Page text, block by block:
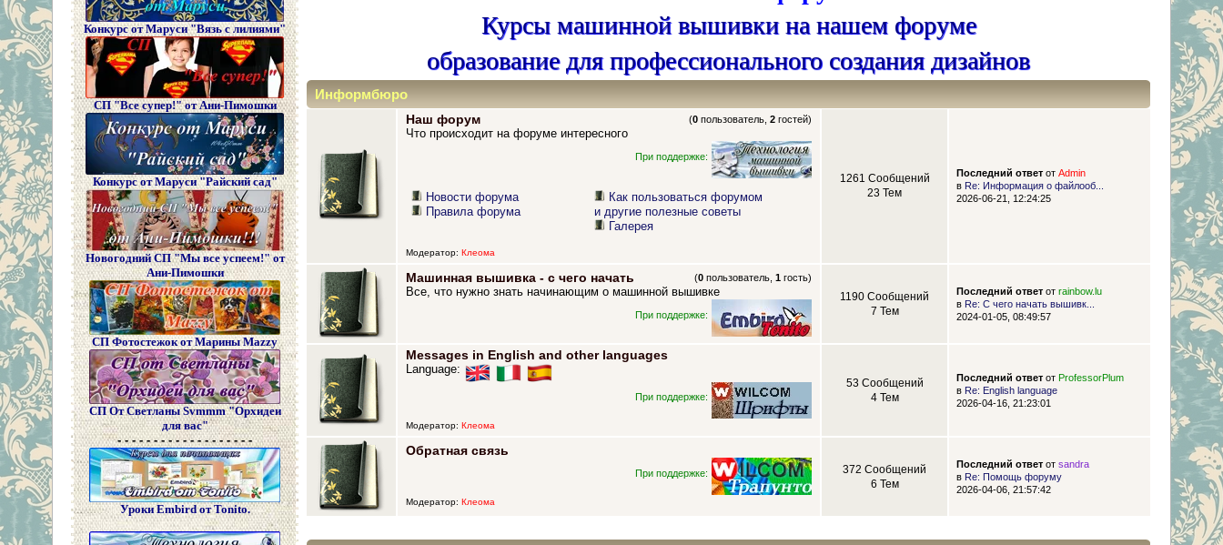
Конкурс от Маруси "Вязь с лилиями"
СП "Все супер!" от Ани-Пимошки
Конкурс от Маруси "Райский сад"
Новогодний СП "Мы все успеем!" от
Ани-Пимошки
СП Фотостежок от Марины Mazzy
СП От Светланы Svmmm "Орхидеи
для вас"
- - - - - - - - - - - - - - - - - - -
Уроки Embird от Tonito.
Курсы машинной вышивки на нашем форуме
образование для профессионального создания дизайнов
Информбюро
Наш форум (0 пользователь,2 гостей)
Что происходит на форуме интересного
При поддержке:
Новости форума
Правила форума
Как пользоваться форумом
и другие полезные советы
Галерея
Модератор: Клеома
1261 Сообщений
23 Тем
Последний ответот Admin
в Re: Информация о файлооб...
2026-06-21, 12:24:25
Машинная вышивка - с чего начать (0 пользователь,1 гость)
Все, что нужно знать начинающим о машинной вышивке
При поддержке:
1190 Сообщений
7 Тем
Последний ответот rainbow.lu
в Re: С чего начать вышивк...
2024-01-05, 08:49:57
Messages in English and other languages
Language:
При поддержке:
Модератор: Клеома
53 Сообщений
4 Тем
Последний ответот ProfessorPlum
в Re: English language
2026-04-16, 21:23:01
Обратная связь
При поддержке:
Модератор: Клеома
372 Сообщений
6 Тем
Последний ответот sandra
в Re: Помощь форуму
2026-04-06, 21:57:42